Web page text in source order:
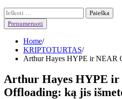
Ieškoti:
Prenumeruoti
Home
KRIPTOTURTAS
Arthur Hayes HYPE ir NEAR
Arthur Hayes HYPE ir
Offloading: ką jis